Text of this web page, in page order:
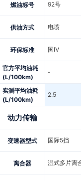
燃油标号 92号
供油方式 电喷
环保标准 国Ⅳ
官方平均油耗
(L/100km)
-
实测平均油耗
(L/100km)
2.5
动力传输
变速器型式 国际5挡
离合器 湿式多片离